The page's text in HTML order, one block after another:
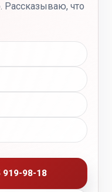
Рассказываю, что
919-98-18